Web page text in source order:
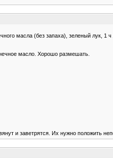
масла (без запаха), зеленый лук, 1
масло. Хорошо размешать.
и заветрятся. Их нужно положить